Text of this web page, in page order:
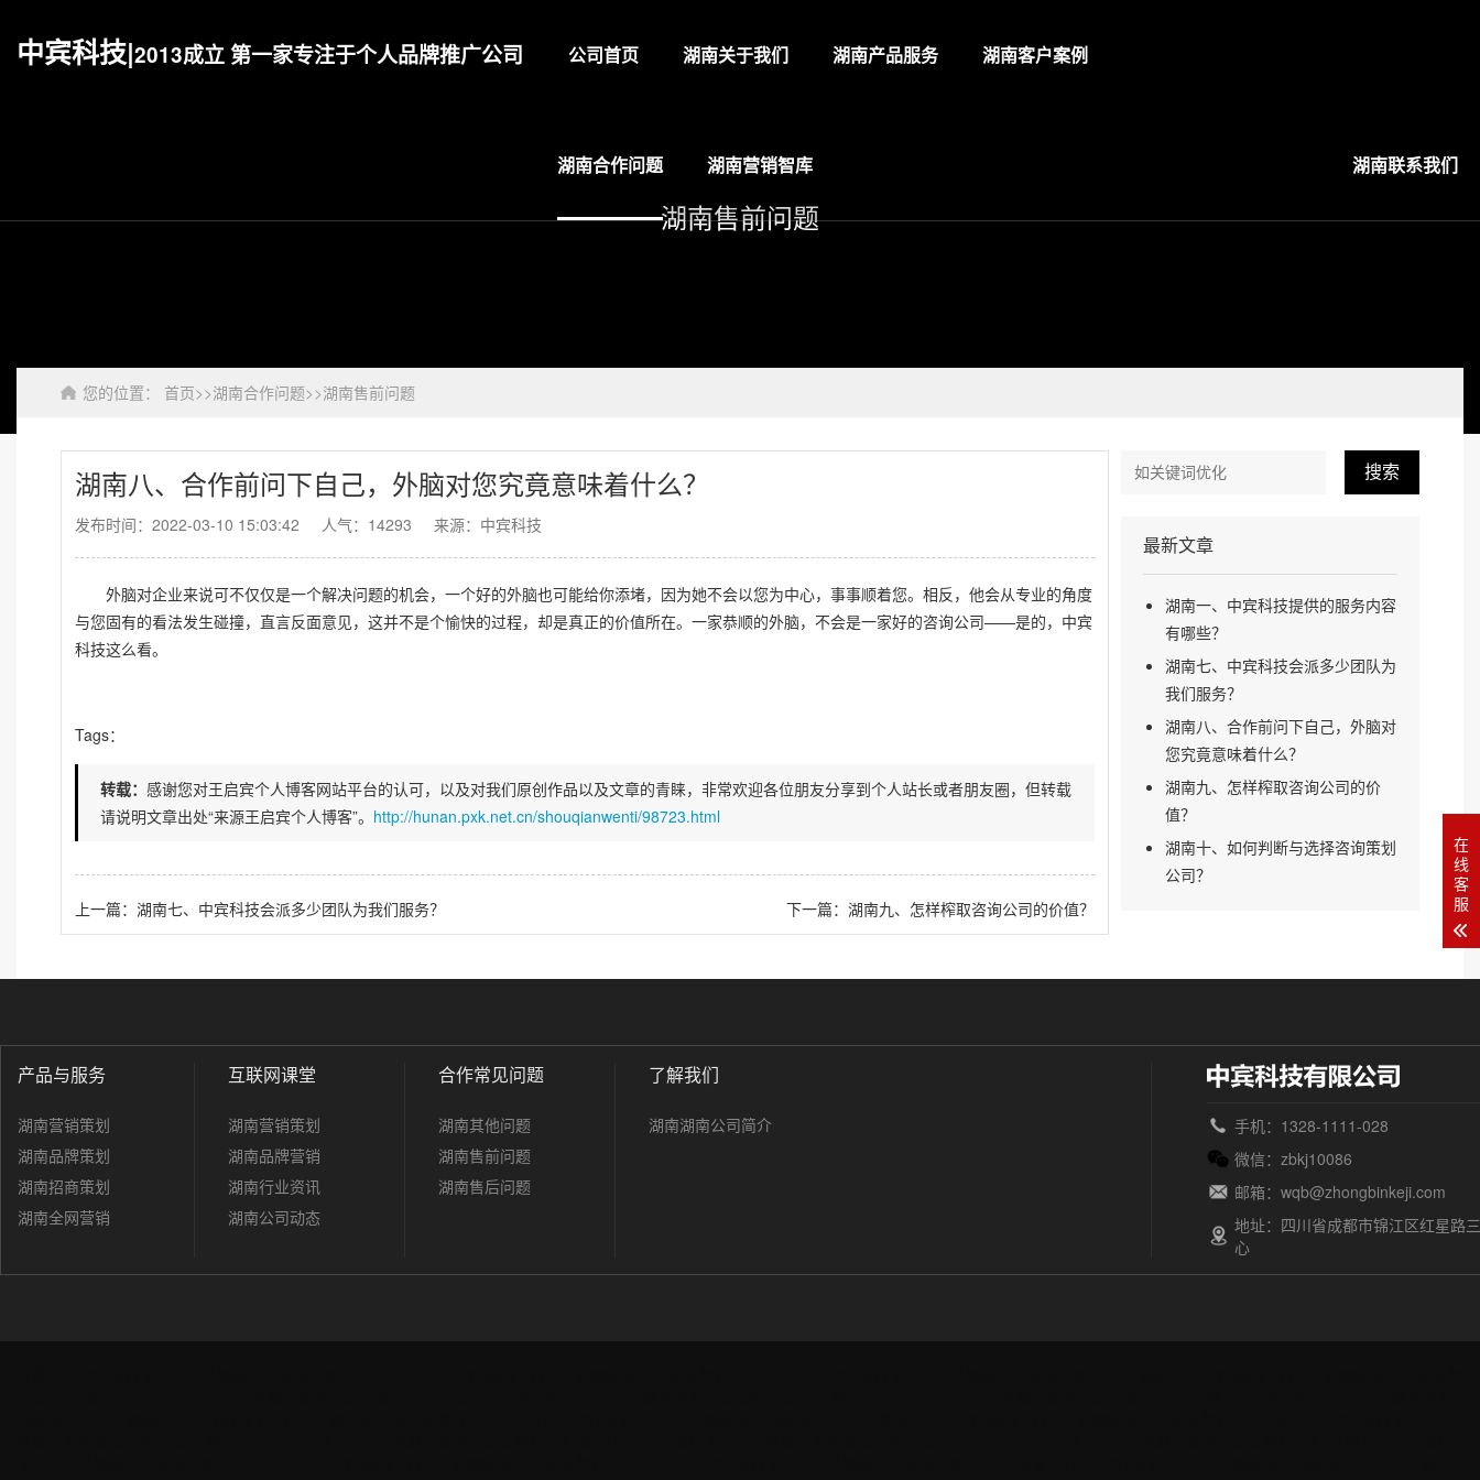
中宾科技|2013成立 第一家专注于个人品牌推广公司 公司首页 湖南关于我们 湖南产品服务 湖南客户案例
湖南合作问题 湖南营销智库 湖南联系我们
湖南售前问题
您的位置： 首页>>湖南合作问题>>湖南售前问题
湖南八、合作前问下自己，外脑对您究竟意味着什么？
发布时间：2022-03-10 15:03:42 人气：14293 来源：中宾科技
外脑对企业来说可不仅仅是一个解决问题的机会，一个好的外脑也可能给你添堵，因为她不会以您为中心，事事顺着您。相反，他会从专业的角度
与您固有的看法发生碰撞，直言反面意见，这并不是个愉快的过程，却是真正的价值所在。一家恭顺的外脑，不会是一家好的咨询公司——是的，中宾
科技这么看。
Tags：
转载：感谢您对王启宾个人博客网站平台的认可，以及对我们原创作品以及文章的青睐，非常欢迎各位朋友分享到个人站长或者朋友圈，但转载
请说明文章出处“来源王启宾个人博客”。 http://hunan.pxk.net.cn/shouqianwenti/98723.html
上一篇：湖南七、中宾科技会派多少团队为我们服务？ 下一篇：湖南九、怎样榨取咨询公司的价值？
搜索
最新文章
湖南一、中宾科技提供的服务内容
有哪些？
湖南七、中宾科技会派多少团队为
我们服务？
湖南八、合作前问下自己，外脑对
您究竟意味着什么？
湖南九、怎样榨取咨询公司的价
值？
湖南十、如何判断与选择咨询策划
公司？
产品与服务
湖南营销策划
湖南品牌策划
湖南招商策划
湖南全网营销
互联网课堂
湖南营销策划
湖南品牌营销
湖南行业资讯
湖南公司动态
合作常见问题
湖南其他问题
湖南售前问题
湖南售后问题
了解我们
湖南湖南公司简介
手机：1328-1111-028
微信：zbkj10086
邮箱：wqb@zhongbinkeji.com
地址：四川省成都市锦江区红星路
心
在
线
客
服